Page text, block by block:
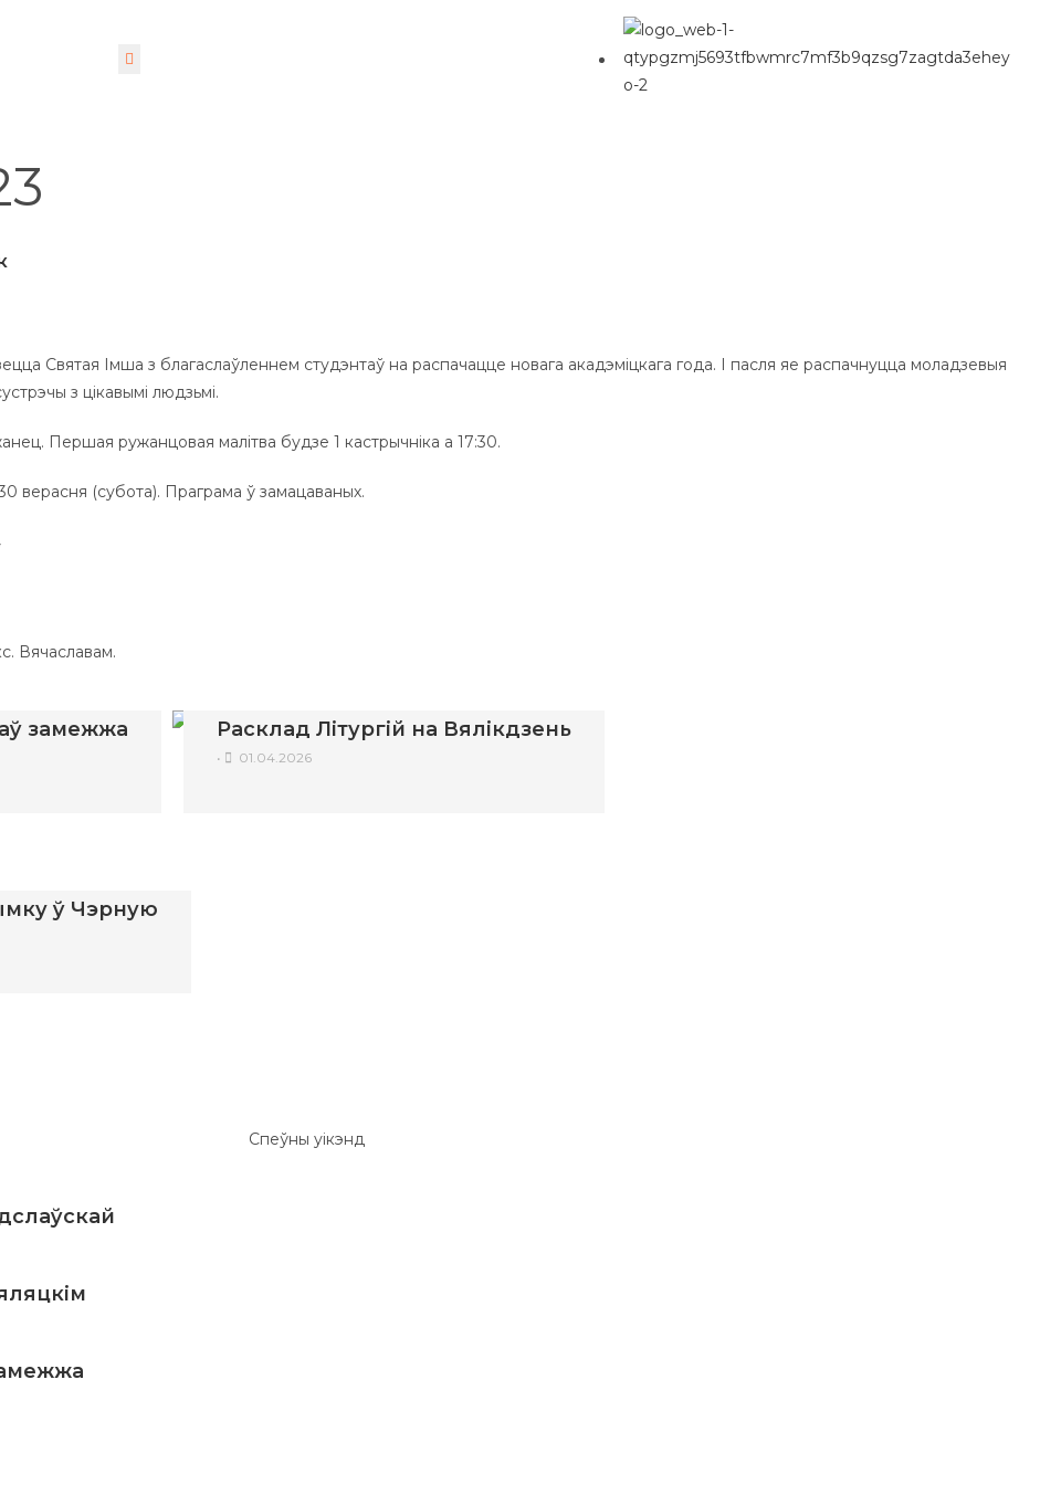
P
Святая Імша з благаслаўленнем студэнтаў на распачацце новага акадэміцкага года. І пасля яе распачнуцца моладзевыя
з цікавымі людзьмі.
Першая ружанцовая малітва будзе 1 кастрычніка а 17:30.
верасня (субота). Праграма ў замацаваных.
Вячаславам.
замежжа Расклад Літургій на Вялікдзень
• 01.04.2026
ў Чэрную